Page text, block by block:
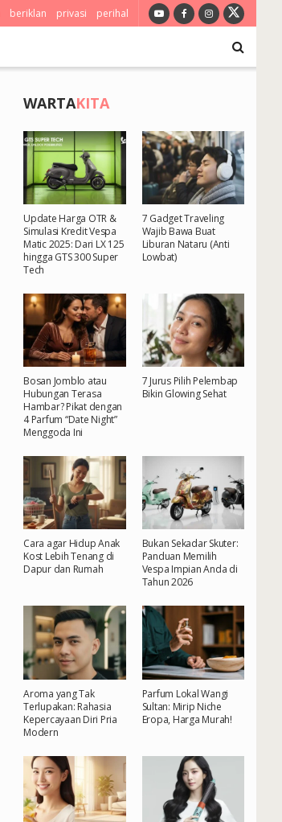
beriklan privasi perihal
WARTAKITA
Update Harga OTR &
Simulasi Kredit Vespa
Matic 2025: Dari LX 125
hingga GTS 300 Super
Tech
7 Gadget Traveling
Wajib Bawa Buat
Liburan Nataru (Anti
Lowbat)
Bosan Jomblo atau
Hubungan Terasa
Hambar? Pikat dengan
4 Parfum “Date Night”
Menggoda Ini
7 Jurus Pilih Pelembap
Bikin Glowing Sehat
Cara agar Hidup Anak
Kost Lebih Tenang di
Dapur dan Rumah
Bukan Sekadar Skuter:
Panduan Memilih
Vespa Impian Anda di
Tahun 2026
Aroma yang Tak
Terlupakan: Rahasia
Kepercayaan Diri Pria
Modern
Parfum Lokal Wangi
Sultan: Mirip Niche
Eropa, Harga Murah!